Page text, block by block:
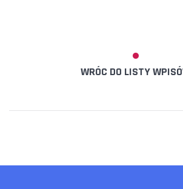
WRÓC DO LISTY